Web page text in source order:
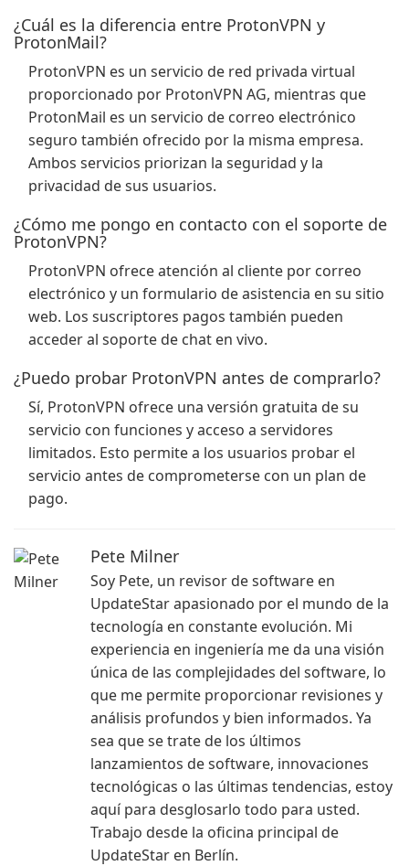
¿Cuál es la diferencia entre ProtonVPN y
ProtonMail?
ProtonVPN es un servicio de red privada virtual
proporcionado por ProtonVPN AG, mientras que
ProtonMail es un servicio de correo electrónico
seguro también ofrecido por la misma empresa.
Ambos servicios priorizan la seguridad y la
privacidad de sus usuarios.
¿Cómo me pongo en contacto con el soporte de
ProtonVPN?
ProtonVPN ofrece atención al cliente por correo
electrónico y un formulario de asistencia en su sitio
web. Los suscriptores pagos también pueden
acceder al soporte de chat en vivo.
¿Puedo probar ProtonVPN antes de comprarlo?
Sí, ProtonVPN ofrece una versión gratuita de su
servicio con funciones y acceso a servidores
limitados. Esto permite a los usuarios probar el
servicio antes de comprometerse con un plan de
pago.
Pete Milner
Soy Pete, un revisor de software en
UpdateStar apasionado por el mundo de la
tecnología en constante evolución. Mi
experiencia en ingeniería me da una visión
única de las complejidades del software, lo
que me permite proporcionar revisiones y
análisis profundos y bien informados. Ya
sea que se trate de los últimos
lanzamientos de software, innovaciones
tecnológicas o las últimas tendencias, estoy
aquí para desglosarlo todo para usted.
Trabajo desde la oficina principal de
UpdateStar en Berlín.